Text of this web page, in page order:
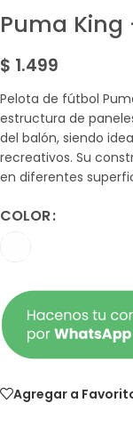
Puma King
$ 1.499
Pelota de fútbol
estructura de
del balón, siendo
recreativos. Su
en diferentes
COLOR
Agregar a